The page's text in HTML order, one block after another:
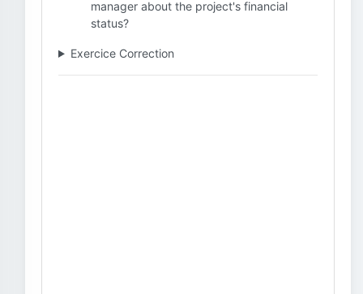
manager about the project's financial
status?
Exercice Correction